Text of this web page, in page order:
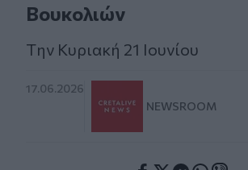
Βουκολιών
Tην Κυριακή 21 Ιουνίου
17.06.2026
NEWSROOM